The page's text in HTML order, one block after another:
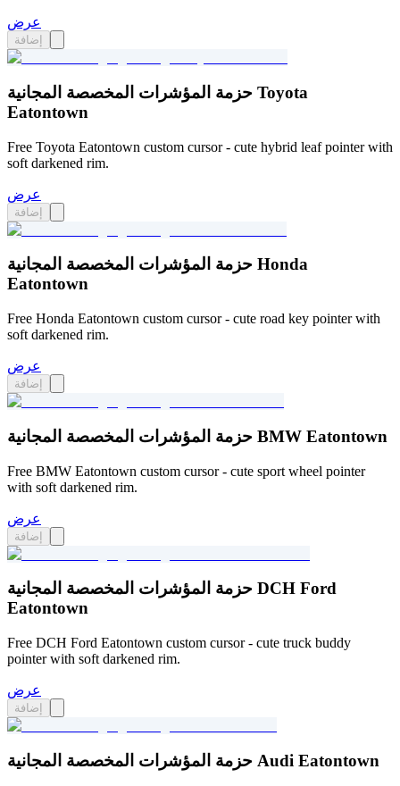
عرض
إضافة
حزمة المؤشرات المخصصة المجانية Toyota
Eatontown
Free Toyota Eatontown custom cursor - cute hybrid leaf pointer with
soft darkened rim.
عرض
إضافة
حزمة المؤشرات المخصصة المجانية Honda
Eatontown
Free Honda Eatontown custom cursor - cute road key pointer with
soft darkened rim.
عرض
إضافة
حزمة المؤشرات المخصصة المجانية BMW Eatontown
Free BMW Eatontown custom cursor - cute sport wheel pointer
with soft darkened rim.
عرض
إضافة
حزمة المؤشرات المخصصة المجانية DCH Ford
Eatontown
Free DCH Ford Eatontown custom cursor - cute truck buddy
pointer with soft darkened rim.
عرض
إضافة
حزمة المؤشرات المخصصة المجانية Audi Eatontown